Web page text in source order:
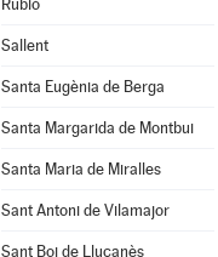
Rubió
Sallent
Santa Eugènia de Berga
Santa Margarida de Montbui
Santa Maria de Miralles
Sant Antoni de Vilamajor
Sant Boi de Lluçanès